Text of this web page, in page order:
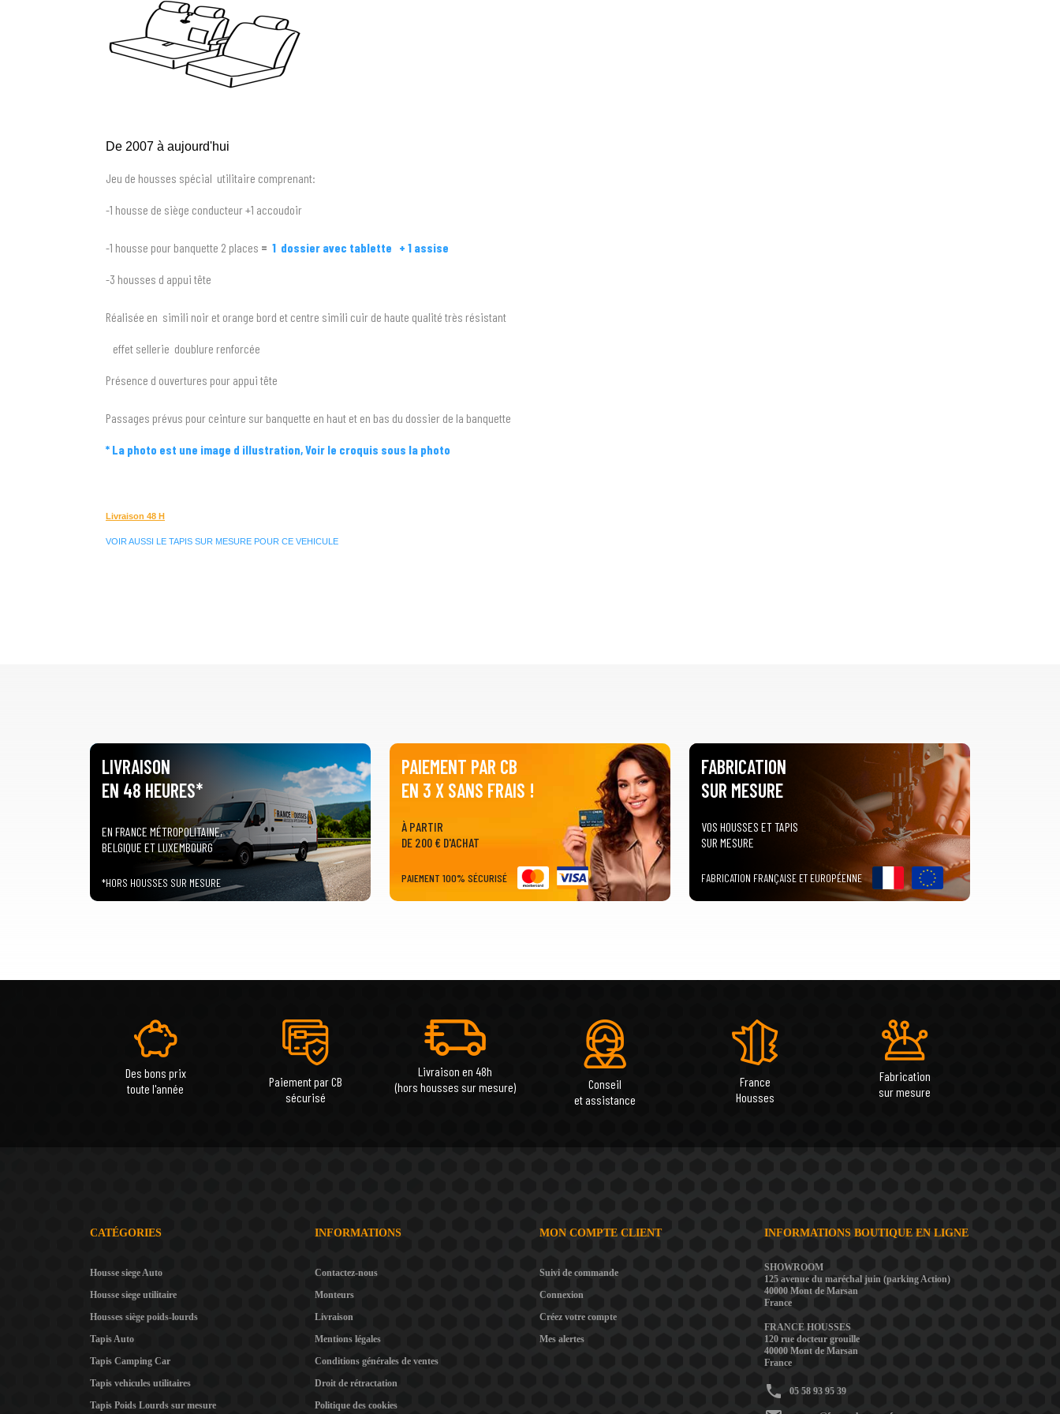
De 2007 à aujourd'hui
Jeu de housses spécial utilitaire comprenant:
-1 housse de siège conducteur +1 accoudoir
-1 housse pour banquette 2 places = 1 dossier avec tablette + 1 assise
-3 housses d appui tête
Réalisée en simili noir et orange bord et centre simili cuir de haute qualité très résistant
effet sellerie doublure renforcée
Présence d ouvertures pour appui tête
Passages prévus pour ceinture sur banquette en haut et en bas du dossier de la banquette
* La photo est une image d illustration, Voir le croquis sous la photo
Livraison 48 H
VOIR AUSSI LE TAPIS SUR MESURE POUR CE VEHICULE
LIVRAISON
EN 48 HEURES*
EN FRANCE MÉTROPOLITAINE,
BELGIQUE ET LUXEMBOURG
*HORS HOUSSES SUR MESURE
PAIEMENT PAR CB
EN 3 X SANS FRAIS !
À PARTIR
DE 200 € D'ACHAT
PAIEMENT 100% SÉCURISÉ
FABRICATION
SUR MESURE
VOS HOUSSES ET TAPIS
SUR MESURE
FABRICATION FRANÇAISE ET EUROPÉENNE
Des bons prix
toute l'année
Paiement par CB
sécurisé
Livraison en 48h
(hors housses sur mesure)
Conseil
et assistance
France
Housses
Fabrication
sur mesure
CATÉGORIES
Housse siege Auto
Housse siege utilitaire
Housses siège poids-lourds
Tapis Auto
Tapis Camping Car
Tapis vehicules utilitaires
Tapis Poids Lourds sur mesure
INFORMATIONS
Contactez-nous
Monteurs
Livraison
Mentions légales
Conditions générales de ventes
Droit de rétractation
Politique des cookies
MON COMPTE CLIENT
Suivi de commande
Connexion
Créez votre compte
Mes alertes
INFORMATIONS BOUTIQUE EN LIGNE
SHOWROOM
125 avenue du maréchal juin (parking Action)
40000 Mont de Marsan
France
FRANCE HOUSSES
120 rue docteur grouille
40000 Mont de Marsan
France
phone 05 58 93 95 39